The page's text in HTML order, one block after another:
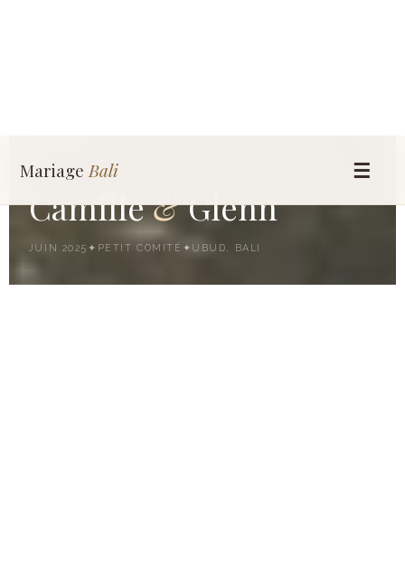
NATURE
Camille&Glenn
JUIN 2025 ✦ PETIT COMITÉ ✦ UBUD, BALI